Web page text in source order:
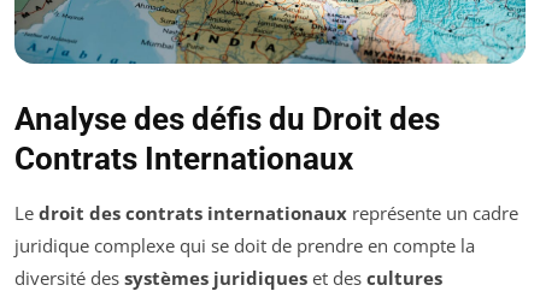
Analyse des défis du Droit des
Contrats Internationaux
Le droit des contrats internationaux représente un cadre
juridique complexe qui se doit de prendre en compte la
diversité des systèmes juridiques et des cultures